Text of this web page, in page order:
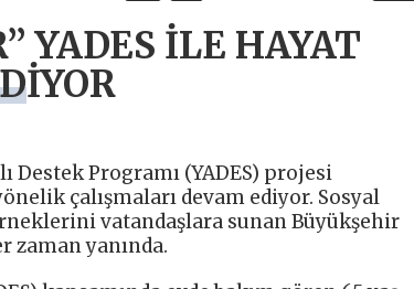
YADES İLE HAYAT
Destek Programı (YADES) projesi
çalışmaları devam ediyor. Sosyal
vatandaşlara sunan Büyükşehir
zaman yanında.